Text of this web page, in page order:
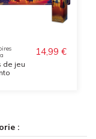
de jeu
14,99 €
: